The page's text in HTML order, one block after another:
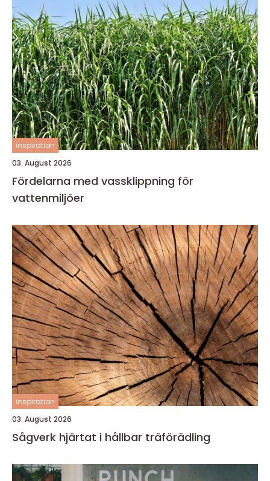
inspiration
03. August 2026
Fördelarna med vassklippning för
vattenmiljöer
inspiration
03. August 2026
Sågverk hjärtat i hållbar träförädling